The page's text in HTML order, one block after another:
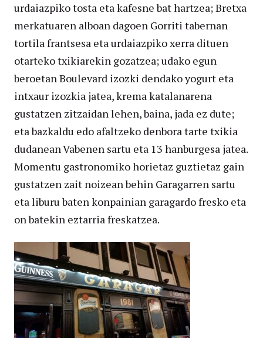
urdaiazpiko tosta eta kafesne bat hartzea; Bretxa
merkatuaren alboan dagoen Gorriti tabernan
tortila frantsesa eta urdaiazpiko xerra dituen
otarteko txikiarekin gozatzea; udako egun
beroetan Boulevard izozki dendako yogurt eta
intxaur izozkia jatea, krema katalanarena
gustatzen zitzaidan lehen, baina, jada ez dute;
eta bazkaldu edo afaltzeko denbora tarte txikia
dudanean Vabenen sartu eta 13 hanburgesa jatea.
Momentu gastronomiko horietaz guztietaz gain
gustatzen zait noizean behin Garagarren sartu
eta liburu baten konpainian garagardo fresko eta
on batekin eztarria freskatzea.